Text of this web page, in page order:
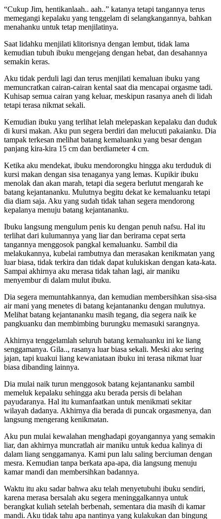
“Cukup Jim, hentikanlaah.. aah..” katanya tetapi tangannya terus
memegangi kepalaku yang tenggelam di selangkangannya, bahkan
menahanku untuk tetap menjilatinya.
Saat lidahku menjilati klitorisnya dengan lembut, tidak lama
kemudian tubuh ibuku mengejang dengan hebat, dan desahannya
semakin keras.
Aku tidak perduli lagi dan terus menjilati kemaluan ibuku yang
memuncratkan cairan-cairan kental saat dia mencapai orgasme tadi.
Kuhisap semua cairan yang keluar, meskipun rasanya aneh di lidah
tetapi terasa nikmat sekali.
Kemudian ibuku yang terlihat lelah melepaskan kepalaku dan duduk
di kursi makan. Aku pun segera berdiri dan melucuti pakaianku. Dia
tampak terkesan melihat batang kemaluanku yang besar dengan
panjang kira-kira 15 cm dan berdiameter 4 cm.
Ketika aku mendekat, ibuku mendorongku hingga aku terduduk di
kursi makan dengan sisa tenaganya yang lemas. Kupikir ibuku
menolak dan akan marah, tetapi dia segera berlutut mengarah ke
batang kejantananku. Mulutnya begitu dekat ke kemaluanku tetapi
dia diam saja. Aku yang sudah tidak tahan segera mendorong
kepalanya menuju batang kejantananku.
Ibuku langsung mengulum penis ku dengan penuh nafsu. Hal itu
terlihat dari kulumannya yang liar dan berirama cepat serta
tangannya menggosok pangkal kemaluanku. Sambil dia
melakukannya, kubelai rambutnya dan merasakan kenikmatan yang
luar biasa, tidak terkira dan tidak dapat kulukiskan dengan kata-kata.
Sampai akhirnya aku merasa tidak tahan lagi, air maniku
menyembur di dalam mulut ibuku.
Dia segera memuntahkannya, dan kemudian membersihkan sisa-sisa
air mani yang menetes di batang kejantananku dengan mulutnya.
Melihat batang kejantananku masih tegang, dia segera naik ke
pangkuanku dan membimbing burungku memasuki sarangnya.
Akhirnya tenggelamlah seluruh batang kemaluanku ini ke liang
senggamanya. Gila.., rasanya luar biasa sekali. Meski aku sering
jajan, tapi kuakui liang kewaniataan ibuku ini terasa nikmat luar
biasa dibanding lainnya.
Dia mulai naik turun menggosok batang kejantananku sambil
memeluk kepalaku sehingga aku berada persis di belahan
payudaranya. Hal itu kumanfaatkan untuk menikmati sekitar
wilayah dadanya. Akhirnya dia berada di puncak orgasmenya, dan
langsung mengerang kenikmatan.
Aku pun mulai kewalahan menghadapi goyangannya yang semakin
liar, dan akhirnya muncratlah air maniku untuk kedua kalinya di
dalam liang senggamanya. Kami pun lalu saling berciuman dengan
mesra. Kemudian tanpa berkata apa-apa, dia langsung menuju
kamar mandi dan membersihkan badannya.
Waktu itu aku sadar bahwa aku telah menyetubuhi ibuku sendiri,
karena merasa bersalah aku segera meninggalkannya untuk
berangkat kuliah setelah berbenah, sementara dia masih di kamar
mandi. Aku tidak tahu apa nantinya yang kulakukan dan bingung